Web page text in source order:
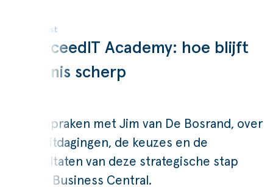
Podcast
SucceedIT Academy: hoe blijft
kennis scherp
Wij spraken met Jim van De Bosrand, over
de uitdagingen, de keuzes en de
resultaten van deze strategische stap
naar Business Central.